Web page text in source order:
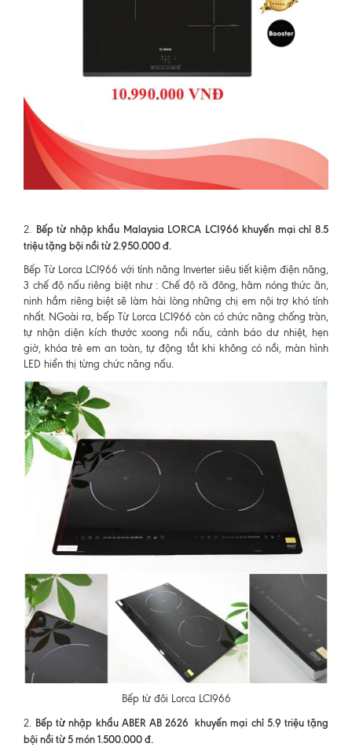
2. Bếp từ nhập khẩu Malaysia LORCA LCI966 khuyến mại chỉ 8.5
triệu tặng bội nồi từ 2.950.000 đ.
Bếp Từ Lorca LCI966 với tính năng Inverter siêu tiết kiệm điện năng,
3 chế độ nấu riêng biệt như : Chế độ rã đông, hâm nóng thức ăn,
ninh hầm riêng biệt sẽ làm hài lòng những chị em nội trợ khó tính
nhất. NGoài ra, bếp Từ Lorca LCI966 còn có chức năng chống tràn,
tự nhận diện kích thước xoong nồi nấu, cảnh báo dư nhiệt, hẹn
giờ, khóa trẻ em an toàn, tự động tắt khi không có nồi, màn hình
LED hiển thị từng chức năng nấu.
Bếp từ đôi Lorca LCI966
2. Bếp từ nhập khẩu ABER AB 2626 khuyến mại chỉ 5.9 triệu tặng
bội nồi từ 5 món 1.500.000 đ.